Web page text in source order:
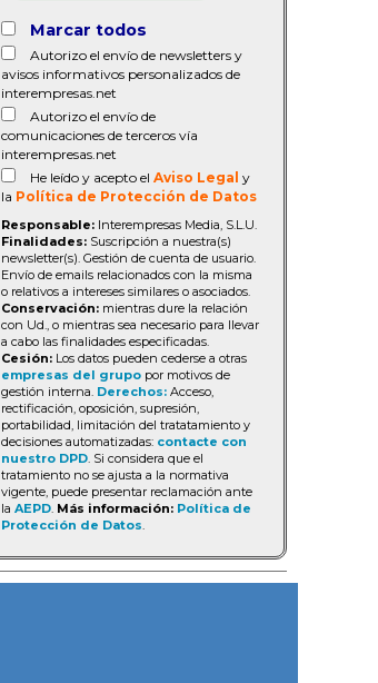
Marcar todos
Autorizo el envío de newsletters y
avisos informativos personalizados de
interempresas.net
Autorizo el envío de
comunicaciones de terceros vía
interempresas.net
He leído y acepto el Aviso Legal y
la Política de Protección de Datos
Responsable: Interempresas Media, S.L.U.
Finalidades: Suscripción a nuestra(s)
newsletter(s). Gestión de cuenta de usuario.
Envío de emails relacionados con la misma
o relativos a intereses similares o asociados.
Conservación: mientras dure la relación
con Ud., o mientras sea necesario para llevar
a cabo las finalidades especificadas.
Cesión: Los datos pueden cederse a otras
empresas del grupo por motivos de
gestión interna. Derechos: Acceso,
rectificación, oposición, supresión,
portabilidad, limitación del tratatamiento y
decisiones automatizadas: contacte con
nuestro DPD. Si considera que el
tratamiento no se ajusta a la normativa
vigente, puede presentar reclamación ante
la AEPD. Más información: Política de
Protección de Datos.